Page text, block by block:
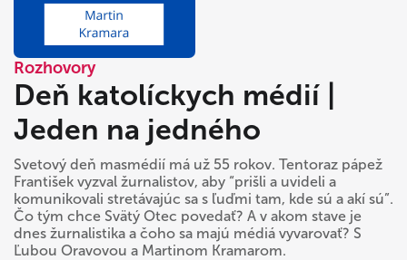
Rozhovory
Deň katolíckych médií |
Jeden na jedného
Svetový deň masmédií má už 55 rokov. Tentoraz pápež
František vyzval žurnalistov, aby “prišli a uvideli a
komunikovali stretávajúc sa s ľuďmi tam, kde sú a akí sú”.
Čo tým chce Svätý Otec povedať? A v akom stave je
dnes žurnalistika a čoho sa majú médiá vyvarovať? S
Ľubou Oravovou a Martinom Kramarom.